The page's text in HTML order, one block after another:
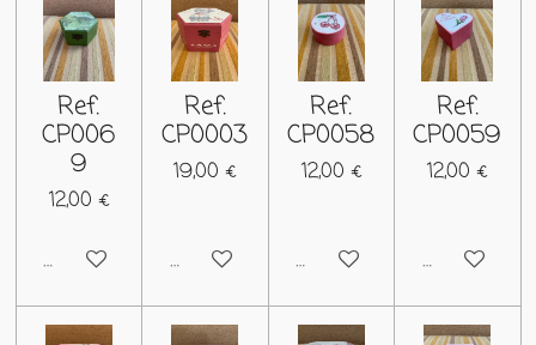
Ref.
CP006
9
12,00 €
Deshabilitado
Ref.
CP0003
19,00 €
Deshabilitado
Ref.
CP0058
12,00 €
Deshabilitado
Ref.
CP0059
12,00 €